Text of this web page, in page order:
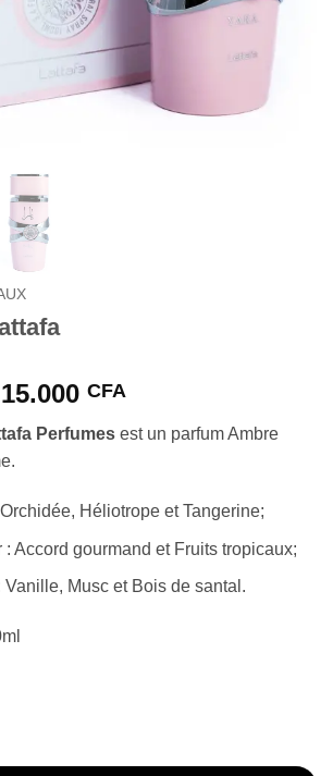
Le
initial
était :
17.000 CFA.
15.000CFALe
actuel
15.000 CFA.
Perfumes est un parfum Ambre
Héliotrope et Tangerine;
: Accord gourmand et Fruits tropicaux;
Vanille, Musc et Bois de santal.
Lattafa